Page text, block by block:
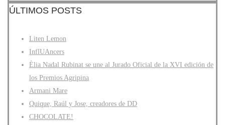
ÚLTIMOS POSTS
Liten Lemon
InflUAncers
Èlia Nadal Rubinat se une al Jurado Oficial de la XVI edición de
los Premios Agripina
Armani Mare
Quique, Raúl y Jose, creadores de DD
CHOCOLATE!